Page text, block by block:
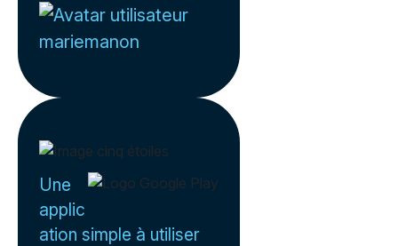
mariemanon
Une
applic
ation simple à utiliser